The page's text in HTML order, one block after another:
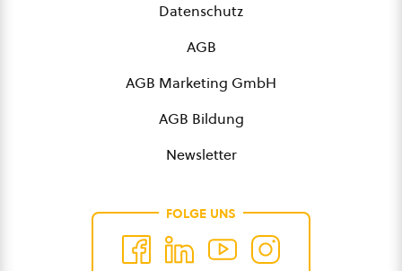
Datenschutz
AGB
AGB Marketing GmbH
AGB Bildung
Newsletter
FOLGE UNS